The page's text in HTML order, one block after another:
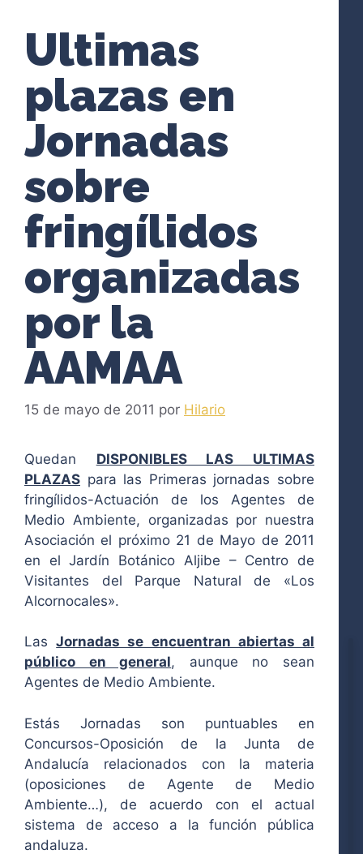
Ultimas
plazas en
Jornadas
sobre
fringílidos
organizadas
por la
AAMAA
15 de mayo de 2011 por Hilario
Quedan DISPONIBLES LAS ULTIMAS
PLAZAS para las Primeras jornadas sobre
fringílidos-Actuación de los Agentes de
Medio Ambiente, organizadas por nuestra
Asociación el próximo 21 de Mayo de 2011
en el Jardín Botánico Aljibe – Centro de
Visitantes del Parque Natural de «Los
Alcornocales».
LasJornadas se encuentran abiertas al
público en general, aunque no sean
Agentes de Medio Ambiente.
Estás Jornadas son puntuables en
Concursos-Oposición de la Junta de
Andalucía relacionados con la materia
(oposiciones de Agente de Medio
Ambiente…), de acuerdo con el actual
sistema de acceso a la función pública
andaluza.